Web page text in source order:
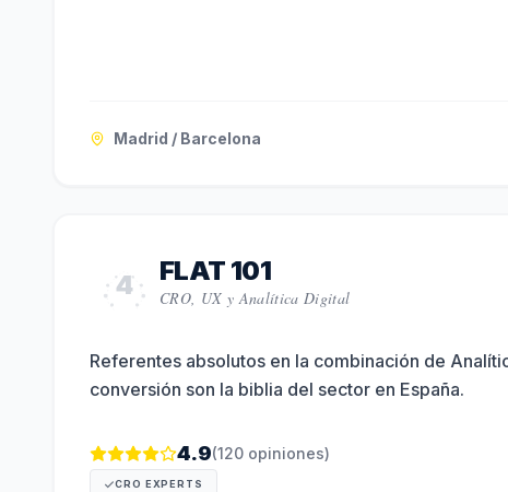
Madrid / Barcelona
4 FLAT 101
CRO, UX y Analítica Digital
Referentes absolutos en la combinación de
conversión son la biblia del sector en España.
4.9(120 opiniones)
CRO EXPERTS